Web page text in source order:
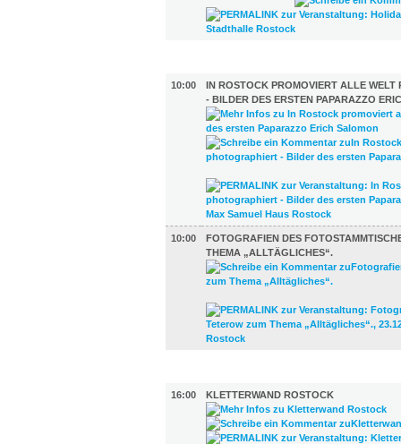
10:00
IN ROSTOCK PROMOVIERT ALLE WELT
- BILDER DES ERSTEN PAPARAZZO
10:00
FOTOGRAFIEN DES
THEMA „ALLTÄGLICHES“.
16:00
KLETTERWAND ROSTOCK